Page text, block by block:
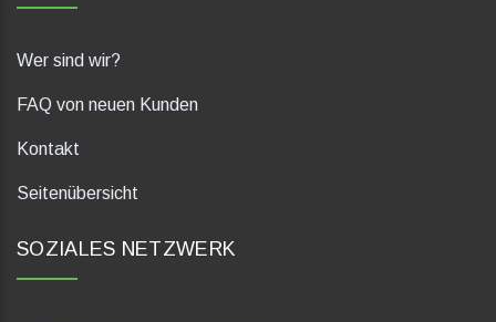
Wer sind wir?
FAQ von neuen Kunden
Kontakt
Seitenübersicht
SOZIALES NETZWERK